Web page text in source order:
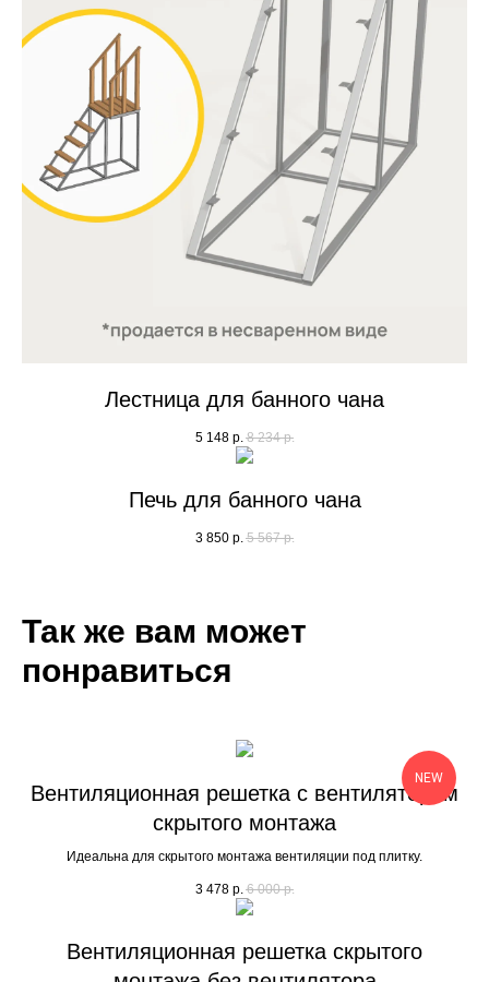
Лестница для банного чана
5 148 р. 8 234 р.
Печь для банного чана
3 850 р. 5 567 р.
Так же вам может
понравиться
NEW
Вентиляционная решетка с вентилятором
скрытого монтажа
Идеальна для скрытого монтажа вентиляции под плитку.
3 478 р. 6 000 р.
Вентиляционная решетка скрытого